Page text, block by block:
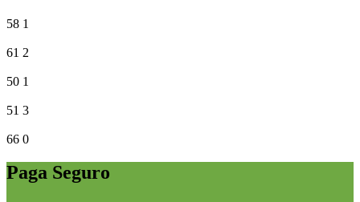
58 1
61 2
50 1
51 3
66 0
Paga Seguro